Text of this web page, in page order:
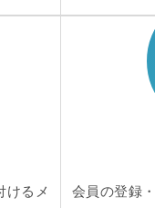
けるメ
会員の登録